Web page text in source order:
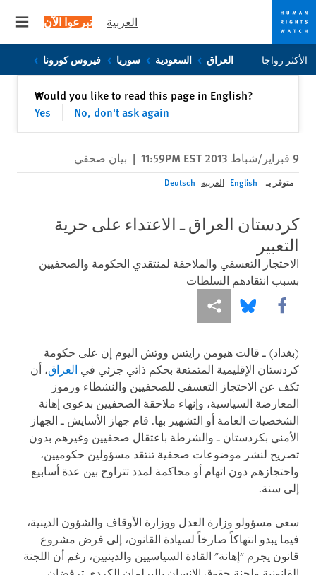
Skip
to
Skip
to
العربية تبرعوا الآن
الأكثر رواجا العراق السعودية سوريا فيروس كورونا
Would you like to read this page in English?
Yes
No, don't ask again
✕إغلاق
9 فبراير/شباط 2013 11:59PM EST | بيان صحفي
متوفر بـ English العربية Deutsch
كردستان العراق ـ الاعتداء على حرية
التعبير
الاحتجاز التعسفي والملاحقة لمنتقدي الحكومة والصحفيين
بسبب انتقادهم السلطات
Share this via Facebook
Share this via Bluesky
Share this via مشاركة
(بغداد) ـ قالت هيومن رايتس ووتش اليوم إن على حكومة
كردستان الإقليمية المتمتعة بحكم ذاتي جزئي في العراق، أن
تكف عن الاحتجاز التعسفي للصحفيين والنشطاء ورموز
المعارضة السياسية، وإنهاء ملاحقة الصحفيين بدعوى إهانة
الشخصيات العامة أو التشهير بها. قام جهاز الأسايش ـ الجهاز
الأمني بكردستان ـ والشرطة باعتقال صحفيين وغيرهم بدون
تصريح لنشر موضوعات صحفية تنتقد مسؤولين حكوميين،
واحتجازهم دون اتهام أو محاكمة لمدد تتراوح بين عدة أسابيع
إلى سنة.
سعى مسؤولو وزارة العدل ووزارة الأوقاف والشؤون الدينية،
فيما يبدو انتهاكاً صارخاً لسيادة القانون، إلى فرض مشروع
قانون يجرم "إهانة" القادة السياسيين والدينيين، رغم أن اللجنة